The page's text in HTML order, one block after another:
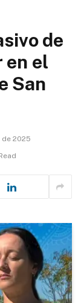
de
en el
San
2025